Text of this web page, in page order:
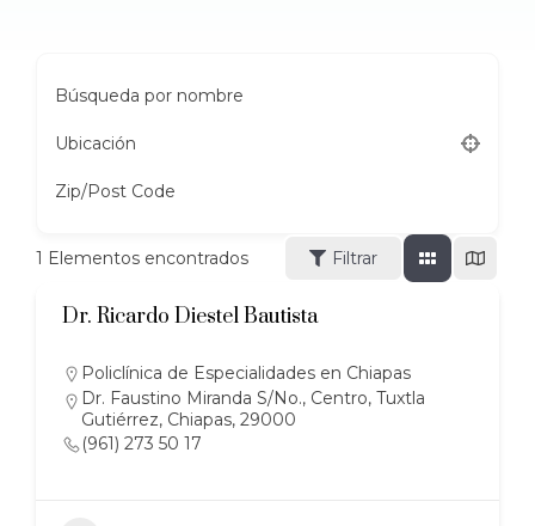
Búsqueda por nombre
Ubicación
Zip/Post Code
1 Elementos encontrados Filtrar
Dr. Ricardo Diestel Bautista
Policlínica de Especialidades en Chiapas
Dr. Faustino Miranda S/No., Centro, Tuxtla
Gutiérrez, Chiapas, 29000
(961) 273 50 17